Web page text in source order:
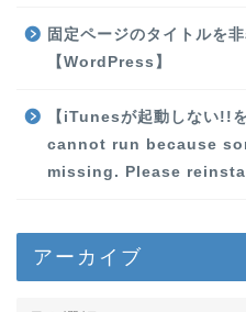
固定ページのタイトルを
【WordPress】
【iTunesが起動しない!!
cannot run because
missing. Please
アーカイブ